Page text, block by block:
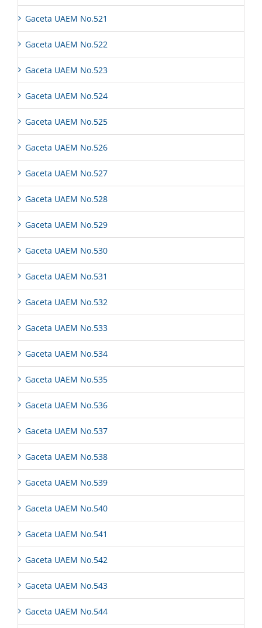
Gaceta UAEM No.521
Gaceta UAEM No.522
Gaceta UAEM No.523
Gaceta UAEM No.524
Gaceta UAEM No.525
Gaceta UAEM No.526
Gaceta UAEM No.527
Gaceta UAEM No.528
Gaceta UAEM No.529
Gaceta UAEM No.530
Gaceta UAEM No.531
Gaceta UAEM No.532
Gaceta UAEM No.533
Gaceta UAEM No.534
Gaceta UAEM No.535
Gaceta UAEM No.536
Gaceta UAEM No.537
Gaceta UAEM No.538
Gaceta UAEM No.539
Gaceta UAEM No.540
Gaceta UAEM No.541
Gaceta UAEM No.542
Gaceta UAEM No.543
Gaceta UAEM No.544